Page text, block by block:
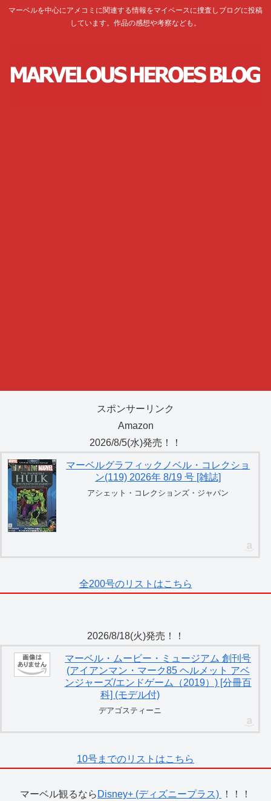
マーベルを中心にアメコミに関連する情報をマイペースに捜査しブログに投稿
しています。作品の感想や考察なども。
スポンサーリンク
Amazon
2026/8/5(水)発売！！
マーベルグラフィックノベル・コレクショ
ン(119) 2026年 8/19 号 [雑誌]
アシェット・コレクションズ・ジャパン
全200号のリストはこちら
2026/8/18(火)発売！！
マーベル・ムービー・ミュージアム 創刊号
(アイアンマン・マーク85 ヘルメット アベ
ンジャーズ/エンドゲーム（2019）) [分冊百
科] (モデル付)
デアゴスティーニ
10号までのリストはこちら
マーベル観るなら Disney+ (ディズニープラス) ！！！